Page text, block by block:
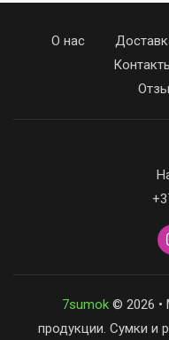
О нас
7sumok© 2026 •
продукции. Сумки и